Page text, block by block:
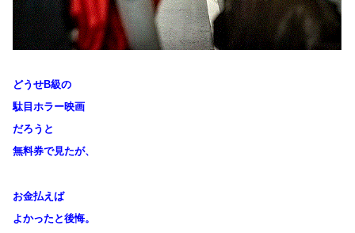
どうせB級の
駄目ホラー映画
だろうと
無料券で見たが、
お金払えば
よかったと後悔。